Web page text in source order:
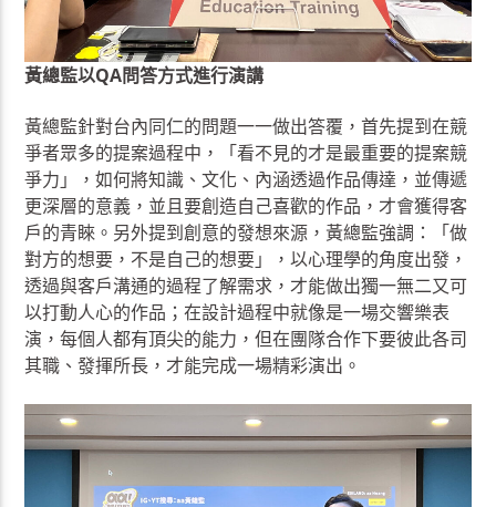
黃總監以QA問答方式進行演講
黃總監針對台內同仁的問題一一做出答覆，首先提到在競
爭者眾多的提案過程中，「看不見的才是最重要的提案競
爭力」，如何將知識、文化、內涵透過作品傳達，並傳遞
更深層的意義，並且要創造自己喜歡的作品，才會獲得客
戶的青睞。另外提到創意的發想來源，黃總監強調：「做
對方的想要，不是自己的想要」，以心理學的角度出發，
透過與客戶溝通的過程了解需求，才能做出獨一無二又可
以打動人心的作品；在設計過程中就像是一場交響樂表
演，每個人都有頂尖的能力，但在團隊合作下要彼此各司
其職、發揮所長，才能完成一場精彩演出。